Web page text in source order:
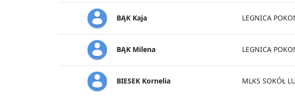
BĄK Kaja LEGNICA
BĄK Milena LEGNICA
BIESEK Kornelia MLKS SOKÓŁ